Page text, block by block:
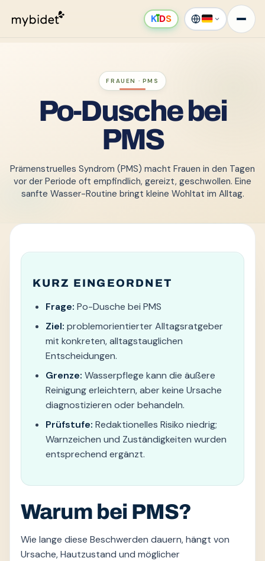
KıDS
FRAUEN · PMS
Po-Dusche bei
PMS
Prämenstruelles Syndrom (PMS) macht Frauen in den Tagen
vor der Periode oft empfindlich, gereizt, geschwollen. Eine
sanfte Wasser-Routine bringt kleine Wohltat im Alltag.
KURZ EINGEORDNET
Frage: Po-Dusche bei PMS
Ziel: problemorientierter Alltagsratgeber
mit konkreten, alltagstauglichen
Entscheidungen.
Grenze: Wasserpflege kann die äußere
Reinigung erleichtern, aber keine Ursache
diagnostizieren oder behandeln.
Prüfstufe: Redaktionelles Risiko niedrig;
Warnzeichen und Zuständigkeiten wurden
entsprechend ergänzt.
Warum bei PMS?
Wie lange diese Beschwerden dauern, hängt von
Ursache, Hautzustand und möglicher